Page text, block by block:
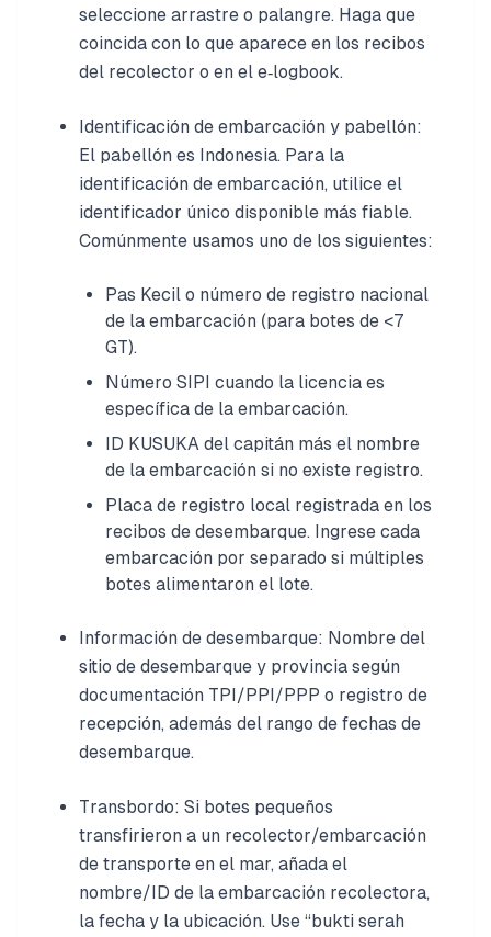
seleccione arrastre o palangre. Haga que
coincida con lo que aparece en los recibos
del recolector o en el e‑logbook.
Identificación de embarcación y pabellón:
El pabellón es Indonesia. Para la
identificación de embarcación, utilice el
identificador único disponible más fiable.
Comúnmente usamos uno de los siguientes:
Pas Kecil o número de registro nacional
de la embarcación (para botes de <7
GT).
Número SIPI cuando la licencia es
específica de la embarcación.
ID KUSUKA del capitán más el nombre
de la embarcación si no existe registro.
Placa de registro local registrada en los
recibos de desembarque. Ingrese cada
embarcación por separado si múltiples
botes alimentaron el lote.
Información de desembarque: Nombre del
sitio de desembarque y provincia según
documentación TPI/PPI/PPP o registro de
recepción, además del rango de fechas de
desembarque.
Transbordo: Si botes pequeños
transfirieron a un recolector/embarcación
de transporte en el mar, añada el
nombre/ID de la embarcación recolectora,
la fecha y la ubicación. Use “bukti serah